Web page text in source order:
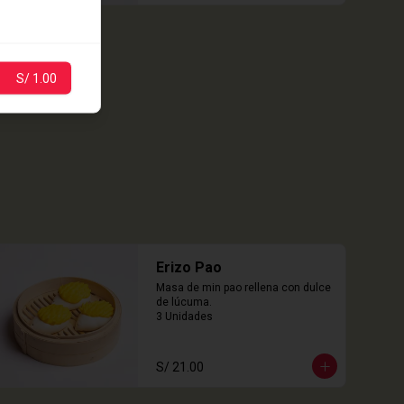
Erizo Pao
Masa de min pao rellena con dulce
de lúcuma.
3 Unidades
S/ 21.00
S/ 1.00